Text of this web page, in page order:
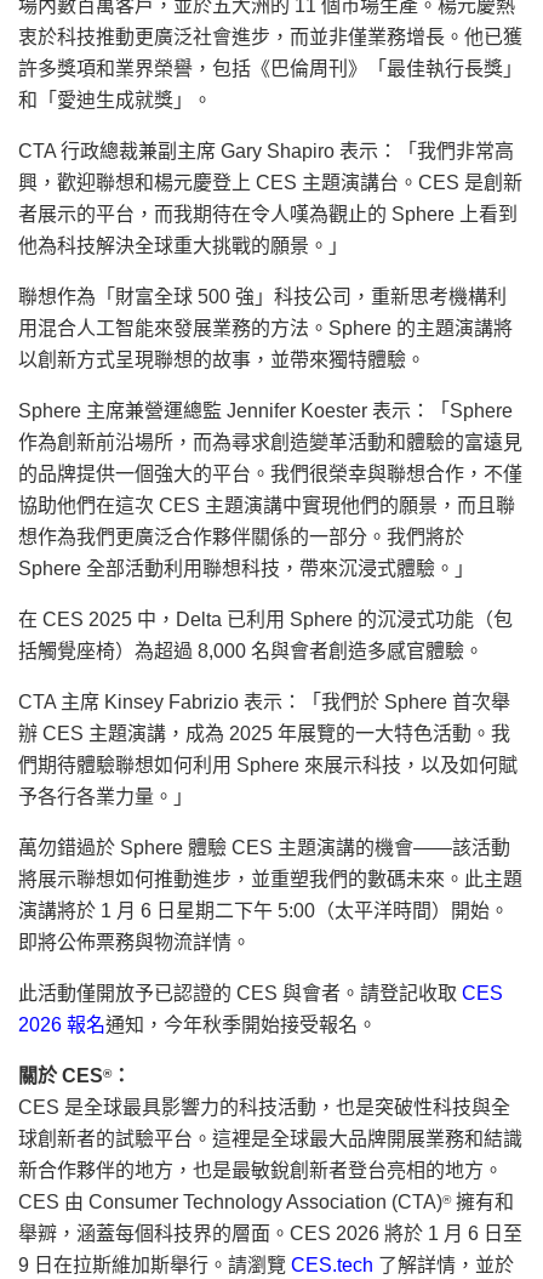
場內數百萬客戶，並於五大洲的 11 個市場生產。楊元慶熱
衷於科技推動更廣泛社會進步，而並非僅業務增長。他已獲
許多獎項和業界榮譽，包括《巴倫周刊》「最佳執行長獎」
和「愛迪生成就獎」。
CTA 行政總裁兼副主席 Gary Shapiro 表示：「我們非常高
興，歡迎聯想和楊元慶登上 CES 主題演講台。CES 是創新
者展示的平台，而我期待在令人嘆為觀止的 Sphere 上看到
他為科技解決全球重大挑戰的願景。」
聯想作為「財富全球 500 強」科技公司，重新思考機構利
用混合人工智能來發展業務的方法。Sphere 的主題演講將
以創新方式呈現聯想的故事，並帶來獨特體驗。
Sphere 主席兼營運總監 Jennifer Koester 表示：「Sphere
作為創新前沿場所，而為尋求創造變革活動和體驗的富遠見
的品牌提供一個強大的平台。我們很榮幸與聯想合作，不僅
協助他們在這次 CES 主題演講中實現他們的願景，而且聯
想作為我們更廣泛合作夥伴關係的一部分。我們將於
Sphere 全部活動利用聯想科技，帶來沉浸式體驗。」
在 CES 2025 中，Delta 已利用 Sphere 的沉浸式功能（包
括觸覺座椅）為超過 8,000 名與會者創造多感官體驗。
CTA 主席 Kinsey Fabrizio 表示：「我們於 Sphere 首次舉
辦 CES 主題演講，成為 2025 年展覽的一大特色活動。我
們期待體驗聯想如何利用 Sphere 來展示科技，以及如何賦
予各行各業力量。」
萬勿錯過於 Sphere 體驗 CES 主題演講的機會——該活動
將展示聯想如何推動進步，並重塑我們的數碼未來。此主題
演講將於 1 月 6 日星期二下午 5:00（太平洋時間）開始。
即將公佈票務與物流詳情。
此活動僅開放予已認證的 CES 與會者。請登記收取 CES
2026 報名通知，今年秋季開始接受報名。
關於 CES®：
CES 是全球最具影響力的科技活動，也是突破性科技與全
球創新者的試驗平台。這裡是全球最大品牌開展業務和結識
新合作夥伴的地方，也是最敏銳創新者登台亮相的地方。
CES 由 Consumer Technology Association (CTA)®擁有和
舉辧，涵蓋每個科技界的層面。CES 2026 將於 1 月 6 日至
9 日在拉斯維加斯舉行。請瀏覽 CES.tech 了解詳情，並於